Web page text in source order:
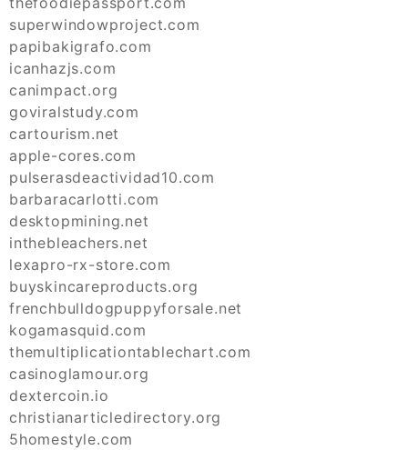
superwindowproject.com
papibakigrafo.com
icanhazjs.com
canimpact.org
goviralstudy.com
cartourism.net
apple-cores.com
pulserasdeactividad10.com
barbaracarlotti.com
desktopmining.net
inthebleachers.net
lexapro-rx-store.com
buyskincareproducts.org
frenchbulldogpuppyforsale.net
kogamasquid.com
themultiplicationtablechart.com
casinoglamour.org
dextercoin.io
christianarticledirectory.org
5homestyle.com